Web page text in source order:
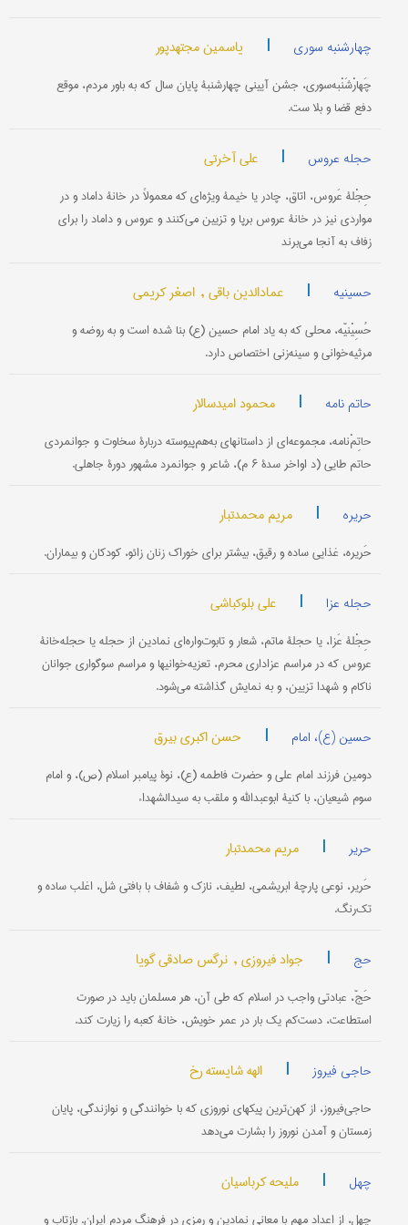
چهارشنبه سوری | یاسمین مجتهدپور
چَهارْشَنْبه‌سوری، جشن آیینی چهارشنبۀ پایان سال که به باور مردم، موقع
دفع قضا و بلا ست.
حجله عروس | علی آخرتی
حِجْلۀ‌ عَروس، اتاق، چادر یا خیمۀ ویژه‌ای که معمولاً در خانۀ داماد و در
مواردی نیز در خانۀ عروس برپا و تزیین می‌کنند و عروس و داماد را برای
زفاف به آنجا می‌برند
حسینیه | عمادالدین باقی , اصغر کریمی
حُسِیْنیّه، محلی که به یاد امام حسین (ع) بنا شده است و به روضه و
مرثیه‌خوانی و سینه‌زنی اختصاص دارد.
حاتم نامه | محمود امیدسالار
حاتِمْ‌نامه، مجموعه‌ای از داستانهای به‌هم‌پیوسته دربارۀ سخاوت و جوانمردی‌
حاتم طایی (د اواخر سدۀ ۶ م)، شاعر و جوانمرد مشهور دورۀ جاهلی.
حریره | مریم محمدتبار
حَریره، غذایی ساده و رقیق، بیشتر برای خوراک زنان زائو، کودکان و بیماران.
حجله عزا | علی بلوکباشی
حِجْلۀ عَزا، یا حجلۀ ماتم، شعار و تابوت‌واره‌ای نمادین از حجله یا حجله‌خانۀ
عروس که در مراسم عزاداری محرم، تعزیه‌خوانیها و مراسم سوگواری جوانان
ناکام و شهدا تزیین، و به نمایش گذاشته می‌شود.
حسین (ع)، امام | حسن اکبری بیرق
دومین فرزند امام علی و حضرت فاطمه (ع)، نوۀ پیامبر اسلام (ص)، و امام
سوم شیعیان، با کنیۀ ابو‌عبدالله و ملقب به سید‌الشهداء
حریر | مریم محمدتبار
حَریر، نوعی پارچۀ ابریشمی، لطیف، نازک و شفاف با بافتی شل، اغلب ساده و
تک‌رنگ.
حج | جواد فیروزی , نرگس صادقی گویا
حَجّ، عبادتی واجب در اسلام که طی آن، هر مسلمان باید در صورت
استطاعت، دست‌کم یک بار در عمر خویش، خانۀ کعبه را زیارت کند.
حاجی فیروز | الهه شایسته رخ
حاجی‌فیروز، از کهن‌ترین پیکهای نوروزی که با خوانندگی و نوازندگی، پایان
زمستان و آمدن نوروز را بشارت می‌دهد
چهل | ملیحه کرباسیان
چِهِل، از اعداد مهم با معانی نمادین و رمزی در فرهنگ مردم ایران. بازتاب و